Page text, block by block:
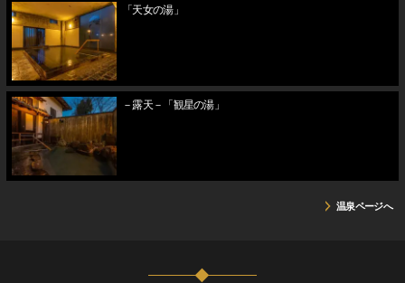
「天女の湯」
－露天－「観星の湯」
温泉ページへ